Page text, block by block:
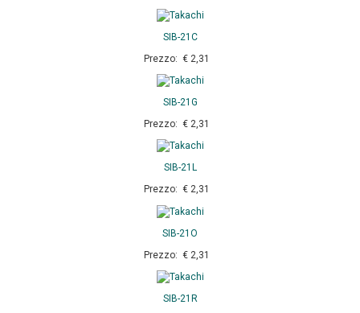
SIB-21C
Prezzo: € 2,31
SIB-21G
Prezzo: € 2,31
SIB-21L
Prezzo: € 2,31
SIB-21O
Prezzo: € 2,31
SIB-21R